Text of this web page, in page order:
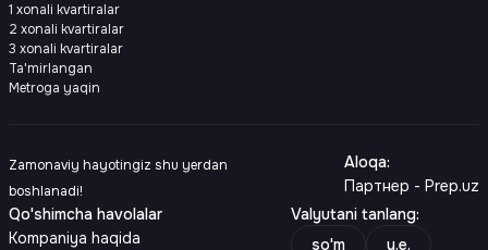
1 xonali kvartiralar
2 xonali kvartiralar
3 xonali kvartiralar
Ta'mirlangan
Metroga yaqin
Zamonaviy hayotingiz shu yerdan
boshlanadi!
Aloqa:
Партнер - Prep.uz
Qo'shimcha havolalar
Kompaniya haqida
Valyutani tanlang:
so'm
y.e.